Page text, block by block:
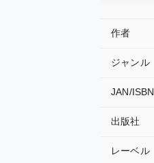
作者
ジャンル
JAN/ISBN
出版社
レーベル